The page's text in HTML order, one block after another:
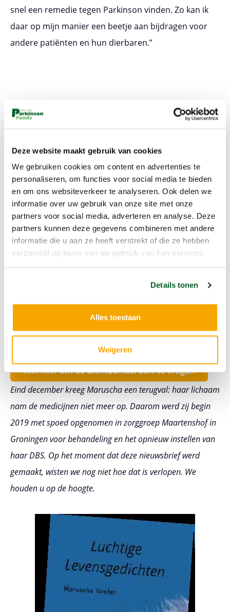
Deze website maakt gebruik van cookies
We gebruiken cookies om content en advertenties te
personaliseren, om functies voor social media te bieden
en om ons websiteverkeer te analyseren. Ook delen we
informatie over uw gebruik van onze site met onze
partners voor social media, adverteren en analyse. Deze
partners kunnen deze gegevens combineren met andere
informatie die u aan ze heeft verstrekt of die ze hebben
verzameld op basis van uw gebruik van hun services.
Details tonen
Alles toestaan
Weigeren
snel een remedie tegen Parkinson vinden. Zo kan ik
daar op mijn manier een beetje aan bijdragen voor
andere patiënten en hun dierbaren.”
Time for me to go now
I won’t say goodbye
Look for me in rainbows
Way up in the sky
In the morning sunrise
When all the world is new
Just look for me and love me
bestellen. U mag zelf bepalen wat u voor de
dichtbundel wilt betalen.
Klik hier om de dichtbundel aan te vragen
Eind december kreeg Maruscha een terugval: haar lichaam
nam de medicijnen niet meer op. Daarom werd zij begin
2019 met spoed opgenomen in zorggroep Maartenshof in
Groningen voor behandeling en het opnieuw instellen van
haar DBS. Op het moment dat deze nieuwsbrief werd
gemaakt, wisten we nog niet hoe dat is verlopen. We
houden u op de hoogte.